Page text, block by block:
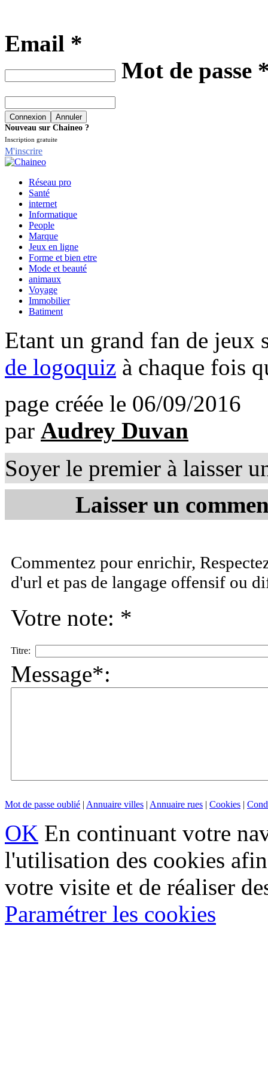
Email *
Mot de passe
Nouveau sur Chaineo ?
Inscription gratuite
M'inscrire
Réseau pro
Santé
internet
Informatique
People
Marque
Jeux en ligne
Forme et bien etre
Mode et beauté
animaux
Voyage
Immobilier
Batiment
Etant un grand fan de jeux
de logoquiz à chaque fois
page créée le 06/09/2016
par Audrey Duvan
Soyer le premier à laisser
Laisser un
Commentez pour enrichir,
d'url et pas de langage offensif ou
Votre note: *
Titre:
Message*:
Mot de passe oublié | Annuaire villes | Annuaire rues | Cookies |
OK En continuant votre
l'utilisation des cookies
votre visite et de réaliser
Paramétrer les cookies